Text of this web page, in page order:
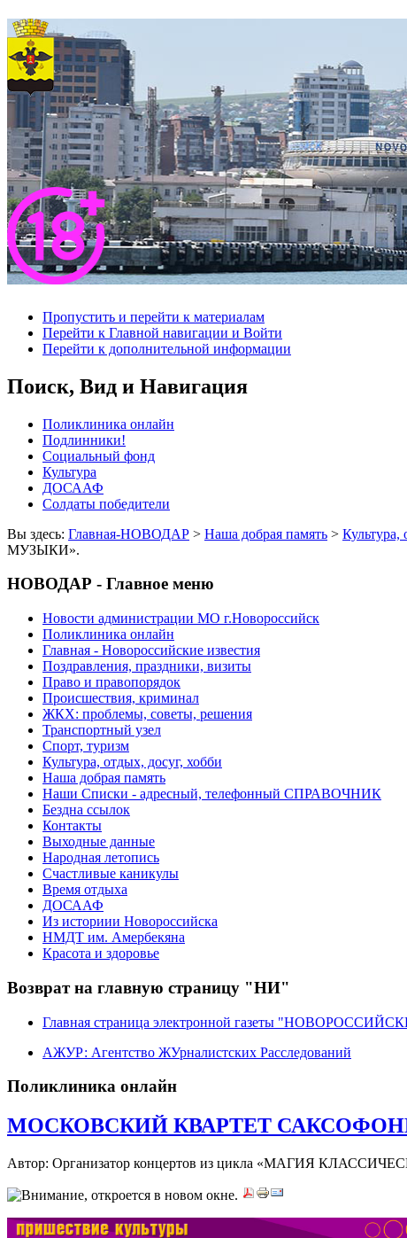
Пропустить и перейти к материалам
Перейти к Главной навигации и Войти
Перейти к дополнительной информации
Поиск, Вид и Навигация
Поликлиника онлайн
Подлинники!
Социальный фонд
Культура
ДОСААФ
Солдаты победители
Вы здесь: Главная-НОВОДАР > Наша добрая память > Культура,
МУЗЫКИ».
НОВОДАР - Главное меню
Новости администрации МО г.Новороссийск
Поликлиника онлайн
Главная - Новороссийские известия
Поздравления, праздники, визиты
Право и правопорядок
Происшествия, криминал
ЖКХ: проблемы, советы, решения
Транспортный узел
Спорт, туризм
Культура, отдых, досуг, хобби
Наша добрая память
Наши Списки - адресный, телефонный СПРАВОЧНИК
Бездна ссылок
Контакты
Выходные данные
Народная летопись
Счастливые каникулы
Время отдыха
ДОСААФ
Из историии Новороссийска
НМДТ им. Амербекяна
Красота и здоровье
Возврат на главную страницу "НИ"
Главная страница электронной газеты
АЖУР: Агентство ЖУрналистских Расследований
Поликлиника онлайн
МОСКОВСКИЙ КВАРТЕТ
Автор: Организатор концертов из цикла «МАГИЯ